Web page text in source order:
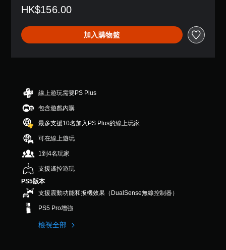
分
4
顆
星
顆
星
）
，
共
4
評
分
HK$156.00
加入購物籃
線上遊玩需要PS Plus
包含遊戲內購
最多支援10名加入PS Plus的線上玩家
可在線上遊玩
1到4名玩家
支援遙控遊玩
PS5版本
支援震動功能和扳機效果（DualSense無線控制器）
PS5 Pro增強
檢視全部